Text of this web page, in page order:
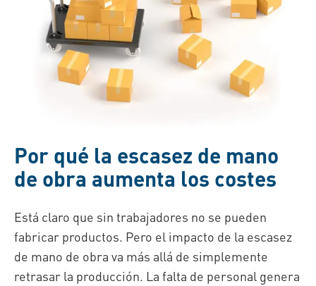
Por qué la escasez de mano
de obra aumenta los costes
Está claro que sin trabajadores no se pueden
fabricar productos. Pero el impacto de la escasez
de mano de obra va más allá de simplemente
retrasar la producción. La falta de personal genera